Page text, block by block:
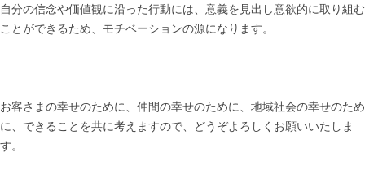
自分の信念や価値観に沿った行動には、意義を見出し意欲的に取り組む
ことができるため、モチベーションの源になります。
お客さまの幸せのために、仲間の幸せのために、地域社会の幸せのため
に、できることを共に考えますので、どうぞよろしくお願いいたしま
す。